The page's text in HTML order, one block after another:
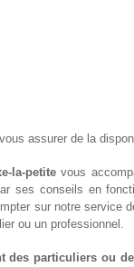
assurer de la
la-petitevous
ses conseils en
sur notre service
ou un professionnel.
des particuliers ou